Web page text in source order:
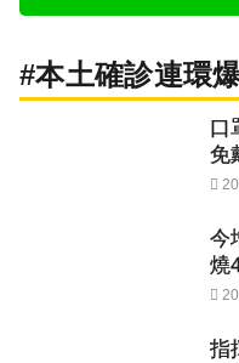
#本土確診連環
口
免
今
燒
指